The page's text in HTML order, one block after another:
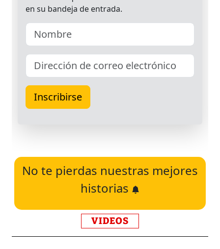
No te pierdas nuestras mejores
historias
VIDEOS